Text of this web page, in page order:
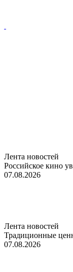
Лента новостей
Российское кино
07.08.2026
Лента новостей
Традиционные
07.08.2026